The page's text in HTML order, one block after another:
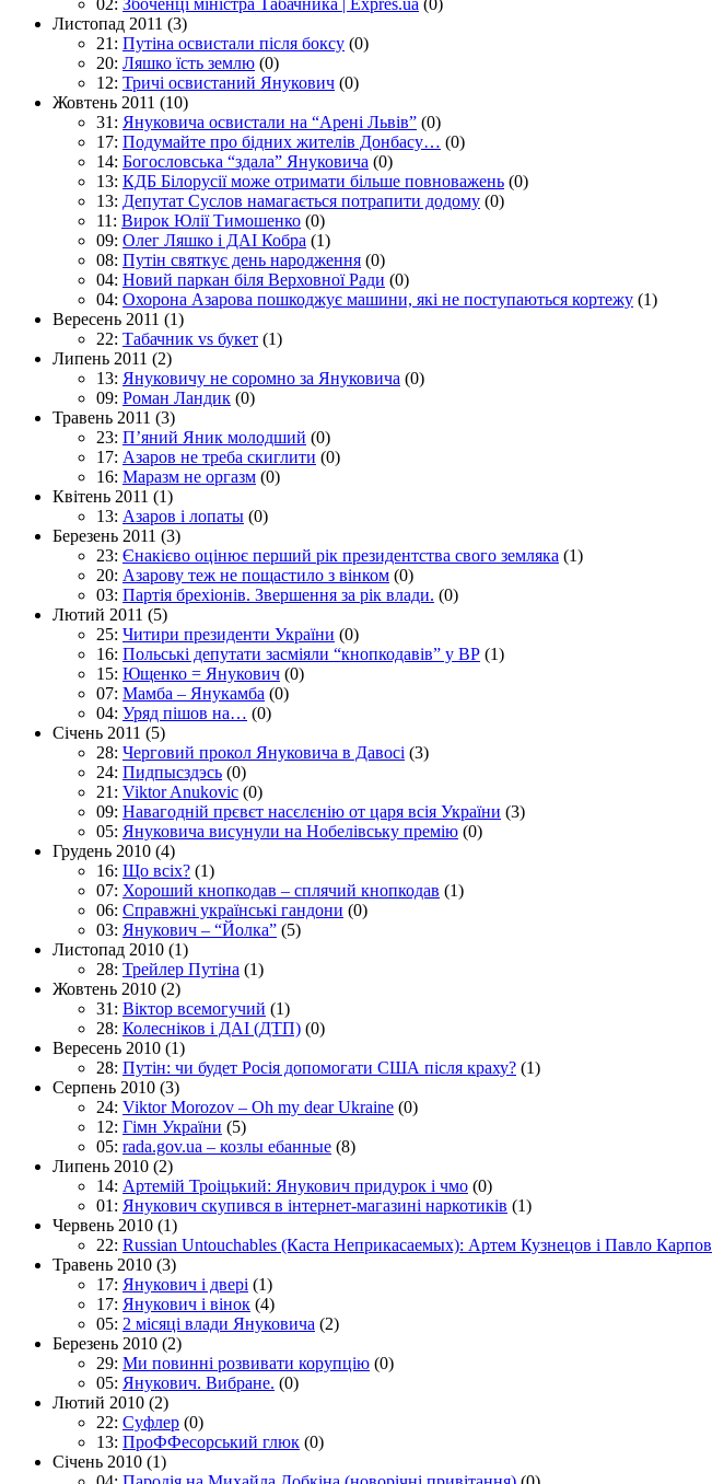
Листопад 2011 (3)
21: Путіна освистали після боксу (0)
20: Ляшко їсть землю (0)
12: Тричі освистаний Янукович (0)
Жовтень 2011 (10)
31: Януковича освистали на “Арені Львів” (0)
17: Подумайте про бідних жителів Донбасу… (0)
14: Богословська “здала” Януковича (0)
13: КДБ Білорусії може отримати більше повноважень (0)
13: Депутат Суслов намагається потрапити додому (0)
11: Вирок Юлії Тимошенко (0)
09: Олег Ляшко і ДАІ Кобра (1)
08: Путін святкує день народження (0)
04: Новий паркан біля Верховної Ради (0)
04: Охорона Азарова пошкоджує машини, які не поступаються кортежу (1)
Вересень 2011 (1)
22: Табачник vs букет (1)
Липень 2011 (2)
13: Януковичу не соромно за Януковича (0)
09: Роман Ландик (0)
Травень 2011 (3)
23: П’яний Яник молодший (0)
17: Азаров не треба скиглити (0)
16: Маразм не оргазм (0)
Квітень 2011 (1)
13: Азаров і лопаты (0)
Березень 2011 (3)
23: Єнакієво оцінює перший рік президентства свого земляка (1)
20: Азарову теж не пощастило з вінком (0)
03: Партія брехіонів. Звершення за рік влади. (0)
Лютий 2011 (5)
25: Читири президенти України (0)
16: Польські депутати засміяли “кнопкодавів” у ВР (1)
15: Ющенко = Янукович (0)
07: Мамба – Янукамба (0)
04: Уряд пішов на… (0)
Січень 2011 (5)
28: Черговий прокол Януковича в Давосі (3)
24: Пидпысздэсь (0)
21: Viktor Anukovic (0)
09: Навагодній прєвєт насєлєнію от царя всія України (3)
05: Януковича висунули на Нобелівську премію (0)
Грудень 2010 (4)
16: Що всіх? (1)
07: Хороший кнопкодав – сплячий кнопкодав (1)
06: Справжні українські гандони (0)
03: Янукович – “Йолка” (5)
Листопад 2010 (1)
28: Трейлер Путiна (1)
Жовтень 2010 (2)
31: Віктор всемогучий (1)
28: Колесніков і ДАІ (ДТП) (0)
Вересень 2010 (1)
28: Путін: чи будет Росія допомогати США після краху? (1)
Серпень 2010 (3)
24: Viktor Morozov – Oh my dear Ukraine (0)
12: Гімн України (5)
05: rada.gov.ua – козлы ебанные (8)
Липень 2010 (2)
14: Артемій Троіцький: Янукович придурок і чмо (0)
01: Янукович скупився в інтернет-магазині наркотиків (1)
Червень 2010 (1)
22: Russian Untouchables (Каста Неприкасаемых): Артем Кузнецов i Павло Карпов
Травень 2010 (3)
17: Янукович і двері (1)
17: Янукович і вінок (4)
05: 2 місяці влади Януковича (2)
Березень 2010 (2)
29: Ми повинні розвивати корупцію (0)
05: Янукович. Вибране. (0)
Лютий 2010 (2)
22: Суфлер (0)
13: ПроФФесорський глюк (0)
Січень 2010 (1)